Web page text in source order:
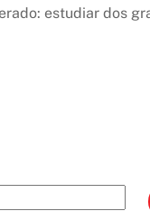
estudiar dos